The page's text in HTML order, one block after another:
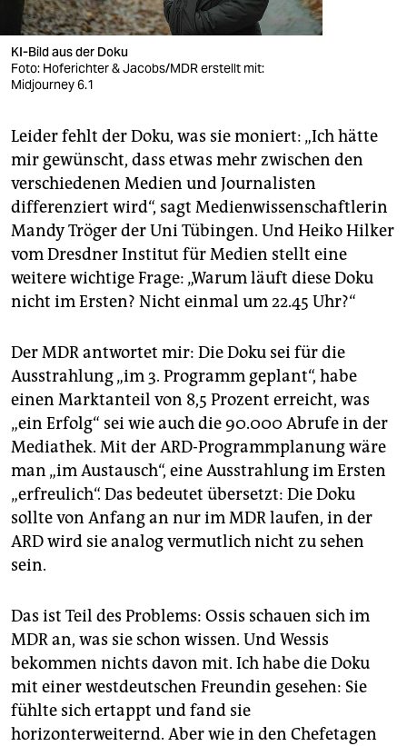
KI-Bild aus der Doku
Foto: Hoferichter & Jacobs/MDR erstellt mit:
Midjourney 6.1
Leider fehlt der Doku, was sie moniert: „Ich hätte
mir gewünscht, dass etwas mehr zwischen den
verschiedenen Medien und Journalisten
differenziert wird“, sagt Medienwissenschaftlerin
Mandy Tröger der Uni Tübingen. Und Heiko Hilker
vom Dresdner Institut für Medien stellt eine
weitere wichtige Frage: „Warum läuft diese Doku
nicht im Ersten? Nicht einmal um 22.45 Uhr?“
Der MDR antwortet mir: Die Doku sei für die
Ausstrahlung „im 3. Programm geplant“, habe
einen Marktanteil von 8,5 Prozent erreicht, was
„ein Erfolg“ sei wie auch die 90.000 Abrufe in der
Mediathek. Mit der ARD-Programmplanung wäre
man „im Austausch“, eine Ausstrahlung im Ersten
„erfreulich“. Das bedeutet übersetzt: Die Doku
sollte von Anfang an nur im MDR laufen, in der
ARD wird sie analog vermutlich nicht zu sehen
sein.
Das ist Teil des Problems: Ossis schauen sich im
MDR an, was sie schon wissen. Und Wessis
bekommen nichts davon mit. Ich habe die Doku
mit einer westdeutschen Freundin gesehen: Sie
fühlte sich ertappt und fand sie
horizonterweiternd. Aber wie in den Chefetagen